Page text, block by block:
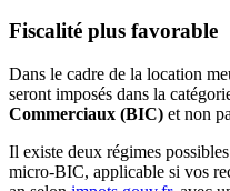
Fiscalité plus favorable
Dans le cadre de la location
seront imposés dans la
Commerciaux (BIC) et non
Il existe deux régimes
micro-BIC, applicable si vos